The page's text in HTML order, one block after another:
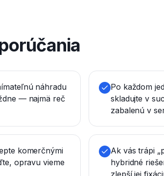
náhradu
— najmä reč
Po každom
skladujte v
zabalenú v
komerčnými
opravu vieme
Ak vás trápi
hybridné
zlepší jej